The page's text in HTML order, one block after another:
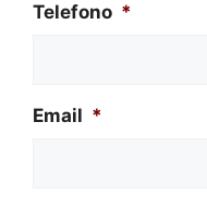
Telefono *
Email *